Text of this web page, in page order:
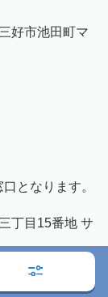
好市池田町マ
となります。
丁目15番地 サ